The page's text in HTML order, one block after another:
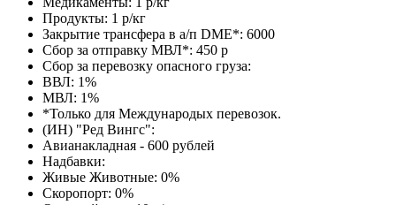
Продукты: 1 р/кг
Закрытие трансфера в а/п DME*: 6000
Сбор за отправку МВЛ*: 450 р
Сбор за перевозку опасного груза:
ВВЛ: 1%
МВЛ: 1%
*Только для Международых перевозок.
(ИН) "Ред Вингс":
Авианакладная - 600 рублей
Надбавки:
Живые Животные: 0%
Скоропорт: 0%